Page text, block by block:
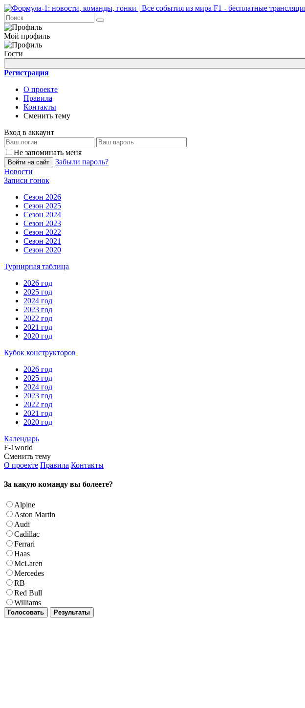
Мой профиль
Гости
Регистрация
О проекте
Правила
Контакты
Сменить тему
Вход в аккаунт
Не запоминать меня
Войти на сайт
Забыли пароль?
Новости
Записи гонок
Сезон 2026
Сезон 2025
Сезон 2024
Сезон 2023
Сезон 2022
Сезон 2021
Сезон 2020
Турнирная таблица
2026 год
2025 год
2024 год
2023 год
2022 год
2021 год
2020 год
Кубок конструкторов
2026 год
2025 год
2024 год
2023 год
2022 год
2021 год
2020 год
Календарь
F-1world
Сменить тему
О проекте Правила Контакты
За какую команду вы болеете?
Alpine
Aston Martin
Audi
Cadillac
Ferrari
Haas
McLaren
Mercedes
RB
Red Bull
Williams
Голосовать Результаты